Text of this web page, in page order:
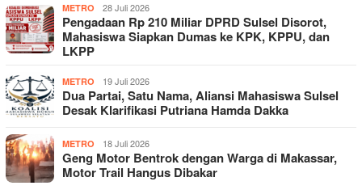
METRO 28 Juli 2026
Pengadaan Rp 210 Miliar DPRD Sulsel Disorot,
Mahasiswa Siapkan Dumas ke KPK, KPPU, dan
LKPP
METRO 19 Juli 2026
Dua Partai, Satu Nama, Aliansi Mahasiswa Sulsel
Desak Klarifikasi Putriana Hamda Dakka
METRO 18 Juli 2026
Geng Motor Bentrok dengan Warga di Makassar,
Motor Trail Hangus Dibakar